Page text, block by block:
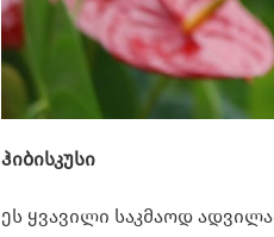
ჰიბისკუსი
ეს ყვავილი საკმაოდ